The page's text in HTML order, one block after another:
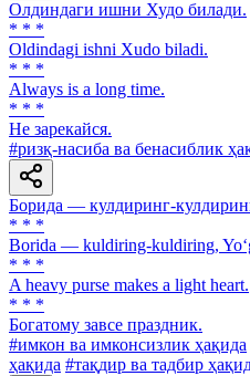
Олдиндаги ишни Худо билади.
* * *
Oldindagi ishni Xudo biladi.
* * *
Always is а long time.
* * *
He зарекайся.
#ризқ-насиба ва бенасиблик
Борида — кулдиринг-
* * *
Borida — kuldiring-kuldiring,
* * *
A heavy purse makes a light heart.
* * *
Богатому завсе праздник.
#имкон ва имконсизлик ҳақида
ҳақида #тақдир ва тадбир